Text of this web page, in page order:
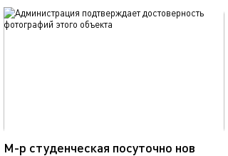
М-р студенческая посуточно нов
обновлено 21.04.2025